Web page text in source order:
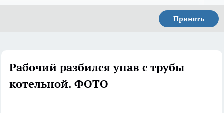
Принять
Рабочий разбился упав с трубы
котельной. ФОТО